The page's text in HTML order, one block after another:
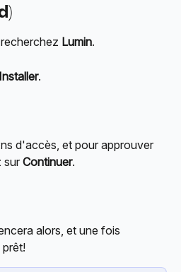
Lumin.
Installer.
d'accès, et pour approuver
sur Continuer.
alors, et une fois
prêt!